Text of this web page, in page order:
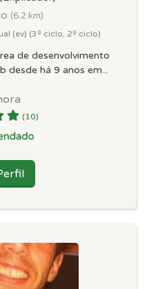
(6.2 km)
(ev) (3º ciclo, 2º ciclo)
de desenvolvimento
desde há 9 anos em...
(10)